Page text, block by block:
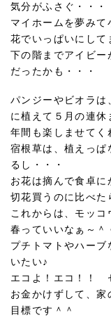
気分がふさぐ・・・
マイホームを夢み
花でいっぱいにして
下の階までアイビー
だったかも・・・
パンジーやビオラは
に植えて５月の連
年間も楽しませてく
宿根草は、植えっぱ
るし・・・
お花は摘んで食卓に
切花買うのに比べた
これからは、モッコ
春っていいなぁ～＾
プチトマトやハーブ
いたい♪
エコよ！エコ！！
お金かけずして、
目標です＾＾